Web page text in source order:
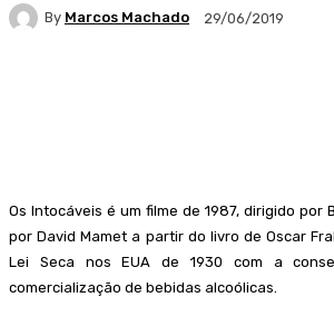
By Marcos Machado 29/06/2019
Os Intocáveis é um filme de 1987, dirigido por
por David Mamet a partir do livro de Oscar
Lei Seca nos EUA de 1930 com a
comercialização de bebidas alcoólicas.